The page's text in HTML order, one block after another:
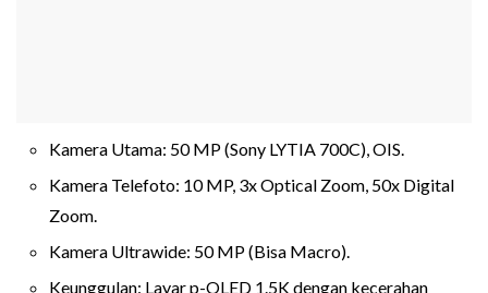
Kamera Utama: 50 MP (Sony LYTIA 700C), OIS.
Kamera Telefoto: 10 MP, 3x Optical Zoom, 50x Digital
Zoom.
Kamera Ultrawide: 50 MP (Bisa Macro).
Keunggulan: Layar p-OLED 1.5K dengan kecerahan